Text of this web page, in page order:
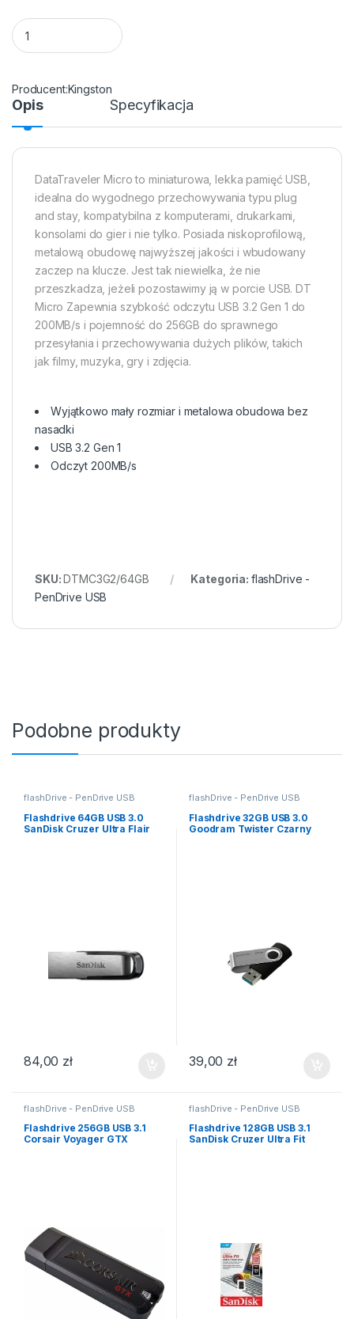
Flashdrive 64GB USB 3.2 Kingston Data Traveler Micro G2
Kingston
Opis Specyfikacja
DataTraveler Micro to miniaturowa, lekka pamięć USB,
idealna do wygodnego przechowywania typu plug
and stay, kompatybilna z komputerami, drukarkami,
konsolami do gier i nie tylko. Posiada niskoprofilową,
metalową obudowę najwyższej jakości i wbudowany
zaczep na klucze. Jest tak niewielka, że nie
przeszkadza, jeżeli pozostawimy ją w porcie USB. DT
Micro Zapewnia szybkość odczytu USB 3.2 Gen 1 do
200MB/s i pojemność do 256GB do sprawnego
przesyłania i przechowywania dużych plików, takich
jak filmy, muzyka, gry i zdjęcia.
Wyjątkowo mały rozmiar i metalowa obudowa bez
nasadki
USB 3.2 Gen 1
Odczyt 200MB/s
SKU:DTMC3G2/64GB Kategoria: flashDrive -
PenDrive USB
Podobne produkty
flashDrive - PenDrive USB
Flashdrive 64GB USB 3.0
SanDisk Cruzer Ultra Flair
84,00 zł
flashDrive - PenDrive USB
Flashdrive 32GB USB 3.0
Goodram Twister Czarny
39,00 zł
flashDrive - PenDrive USB
Flashdrive 256GB USB 3.1
Corsair Voyager GTX
flashDrive - PenDrive USB
Flashdrive 128GB USB 3.1
SanDisk Cruzer Ultra Fit